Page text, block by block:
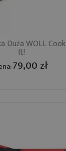
Duża WOLL Cook
It!
79,00 zł